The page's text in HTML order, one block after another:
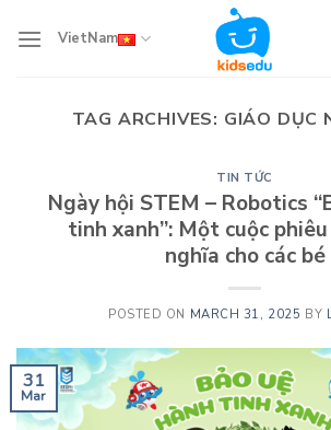
VietNam
TAG ARCHIVES: GIÁO DỤC
TIN TỨC
Ngày hội STEM – Robotics
tinh xanh”: Một cuộc
nghĩa cho các bé
POSTED ON MARCH 31, 2025 BY
31
Mar